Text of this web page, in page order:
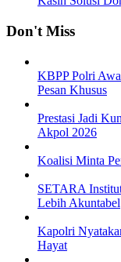
Don't Miss
KBPP Polri
Pesan Khusus
Prestasi Jadi
Akpol 2026
Koalisi Minta
SETARA
Lebih Akuntabel
Kapolri
Hayat